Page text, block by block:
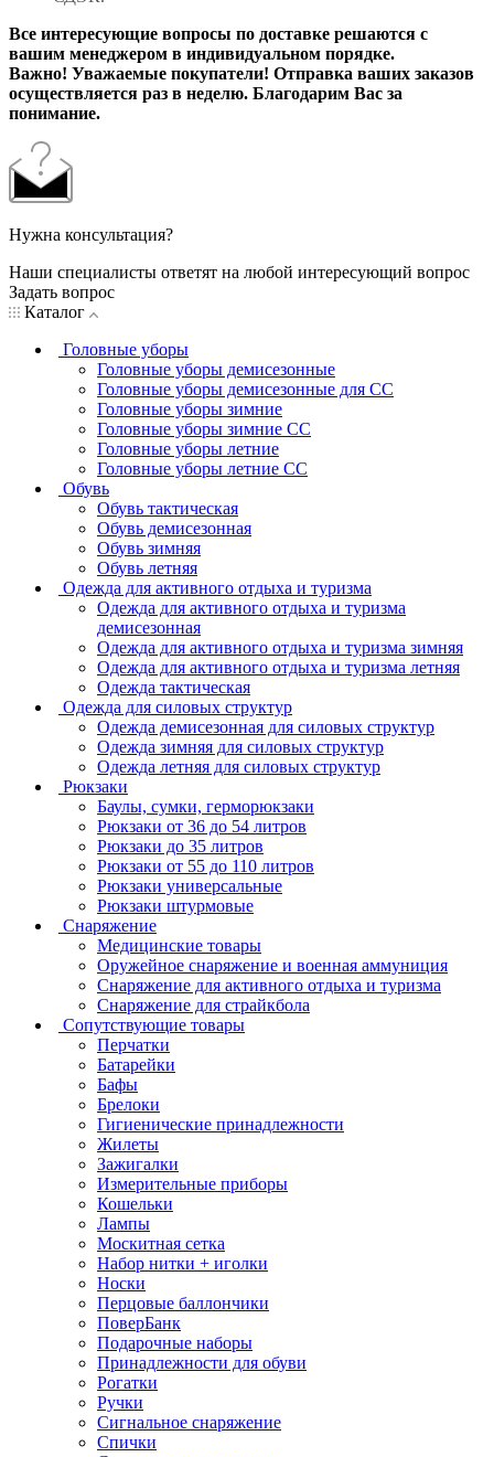
Все интересующие вопросы по доставке решаются с
вашим менеджером в индивидуальном порядке.
Важно! Уважаемые покупатели! Отправка ваших заказов
осуществляется раз в неделю. Благодарим Вас за
понимание.
Нужна консультация?
Наши специалисты ответят на любой интересующий вопрос
Задать вопрос
Каталог
Головные уборы
Головные уборы демисезонные
Головные уборы демисезонные для СС
Головные уборы зимние
Головные уборы зимние СС
Головные уборы летние
Головные уборы летние СС
Обувь
Обувь тактическая
Обувь демисезонная
Обувь зимняя
Обувь летняя
Одежда для активного отдыха и туризма
Одежда для активного отдыха и туризма
демисезонная
Одежда для активного отдыха и туризма зимняя
Одежда для активного отдыха и туризма летняя
Одежда тактическая
Одежда для силовых структур
Одежда демисезонная для силовых структур
Одежда зимняя для силовых структур
Одежда летняя для силовых структур
Рюкзаки
Баулы, сумки, герморюкзаки
Рюкзаки от 36 до 54 литров
Рюкзаки до 35 литров
Рюкзаки от 55 до 110 литров
Рюкзаки универсальные
Рюкзаки штурмовые
Снаряжение
Медицинские товары
Оружейное снаряжение и военная аммуниция
Снаряжение для активного отдыха и туризма
Снаряжение для страйкбола
Сопутствующие товары
Перчатки
Батарейки
Бафы
Брелоки
Гигиенические принадлежности
Жилеты
Зажигалки
Измерительные приборы
Кошельки
Лампы
Москитная сетка
Набор нитки + иголки
Носки
Перцовые баллончики
ПоверБанк
Подарочные наборы
Принадлежности для обуви
Рогатки
Ручки
Сигнальное снаряжение
Спички